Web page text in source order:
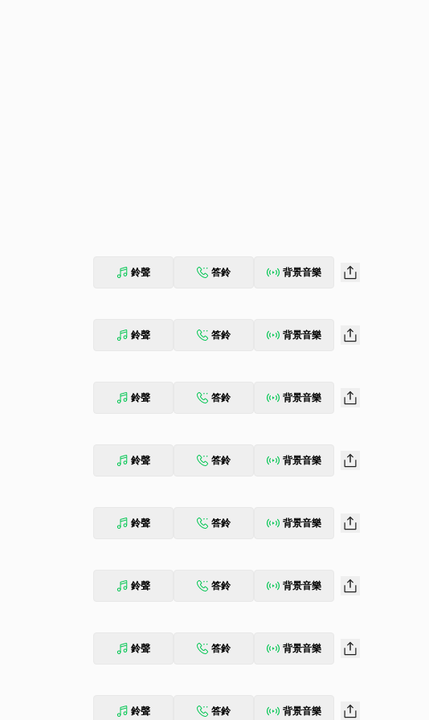
鈴聲 答鈴 背景音樂
鈴聲 答鈴 背景音樂
鈴聲 答鈴 背景音樂
鈴聲 答鈴 背景音樂
鈴聲 答鈴 背景音樂
鈴聲 答鈴 背景音樂
鈴聲 答鈴 背景音樂
鈴聲 答鈴 背景音樂